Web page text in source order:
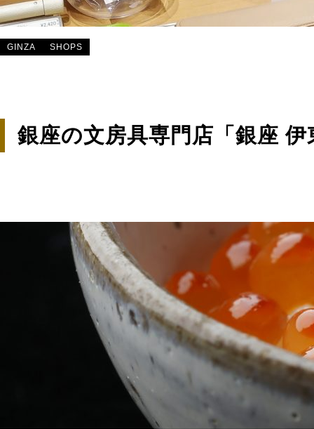
GINZA SHOPS
銀座の文房具専門店「銀座